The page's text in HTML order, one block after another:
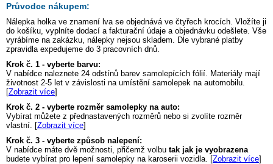
Průvodce nákupem:
Nálepka holka ve znamení lva se objednává ve čtyřech krocích. Vložíte ji
do košíku, vyplníte dodací a fakturační údaje a objednávku odešlete. Vše
vyrábíme na zakázku, nálepky nejsou skladem. Dle vybrané platby
zpravidla expedujeme do 3 pracovních dnů.
Krok č. 1 - vyberte barvu:
V nabídce naleznete 24 odstínů barev samolepících fólií. Materiály mají
životnost 2-5 let v závislosti na umístění samolepek na automobilu.
[Zobrazit více]
Krok č. 2 - vyberte rozměr samolepky na auto:
Vybírat můžete z přednastavených rozměrů nebo si zvolíte rozměr
vlastní. [Zobrazit více]
Krok č. 3 - vyberte způsob nalepení:
V nabídce máte dvě možnosti, přičemž volbu tak jak je vyobrazena
budete vybírat pro lepení samolepky na karoserii vozidla. [Zobrazit více]